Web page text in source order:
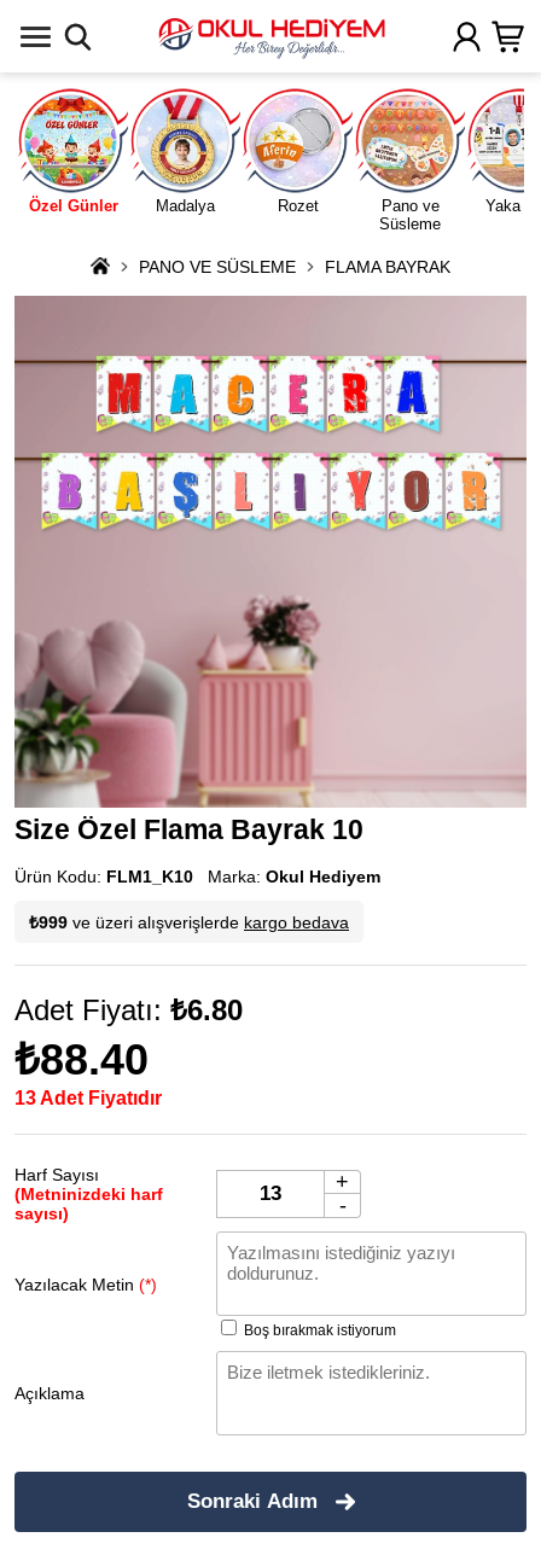
Özel Günler Madalya Rozet
Pano ve
Süsleme
Yaka
PANO VE SÜSLEME FLAMA BAYRAK
Size Özel Flama Bayrak 10
Ürün Kodu: FLM1_K10 Marka: Okul Hediyem
₺999 ve üzeri alışverişlerde kargo bedava
Adet Fiyatı: ₺6.80
₺88.40
13 Adet Fiyatıdır
Harf Sayısı
(Metninizdeki harf
sayısı)
+
-
Yazılacak Metin (*)
Boş bırakmak istiyorum
Açıklama
Sonraki Adım
Uygulamada Aç